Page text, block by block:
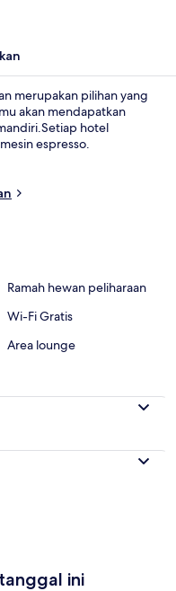
merupakan pilihan yang
akan mendapatkan
hotel
espresso.
Ramah hewan peliharaan
Wi-Fi Gratis
Area lounge
ini